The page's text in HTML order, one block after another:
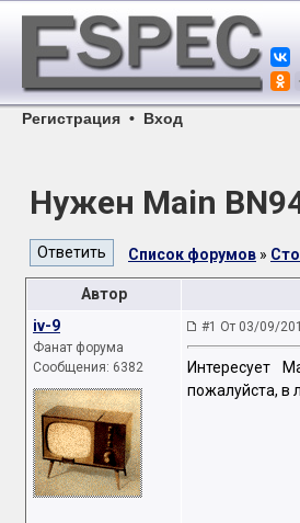
Регистрация • Вход
Нужен Main
Список форумов »
Автор
iv-9
Фанат форума
Сообщения: 6382
#1 От 03/09/
Интересует
пожалуйста, в